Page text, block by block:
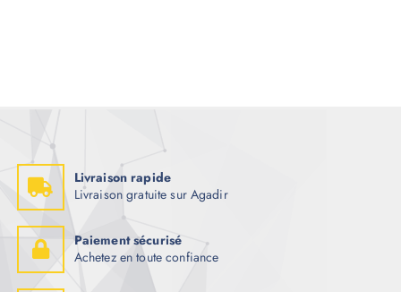
Livraison rapide
Livraison gratuite sur Agadir
Paiement sécurisé
Achetez en toute confiance